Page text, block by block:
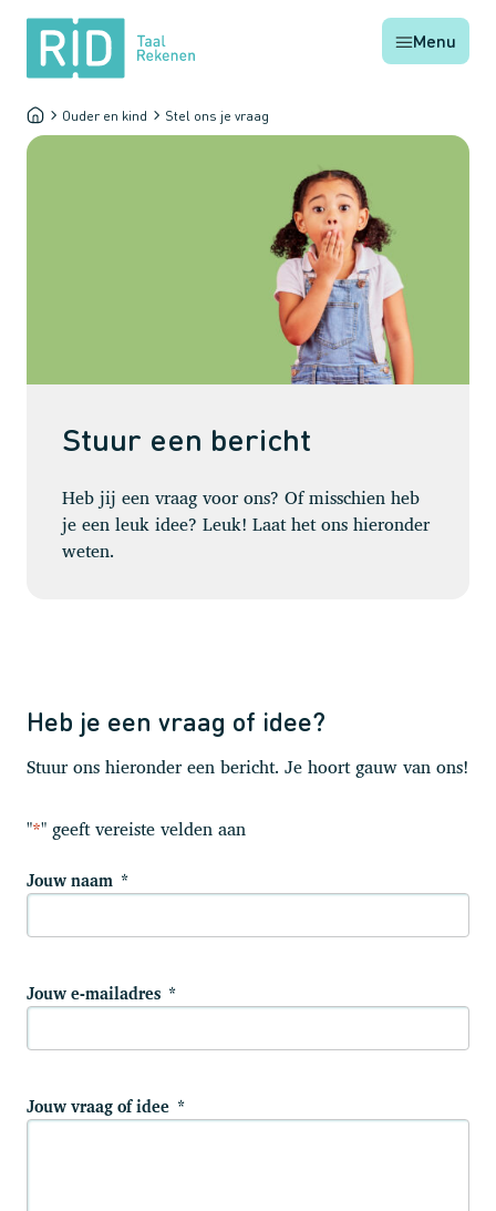
RID
Taal
Rekenen
Menu
Home
-
Ouder en kind -
Stel ons je vraag
Stuur een bericht
Heb jij een vraag voor ons? Of misschien heb
je een leuk idee? Leuk! Laat het ons hieronder
weten.
Heb je een vraag of idee?
Stuur ons hieronder een bericht. Je hoort gauw van ons!
"*" geeft vereiste velden aan
Jouw naam *
Jouw e-mailadres *
Jouw vraag of idee *